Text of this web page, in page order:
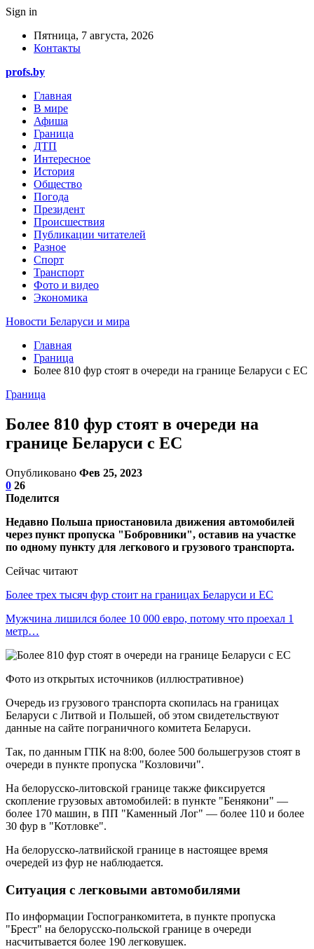
Sign in
Пятница, 7 августа, 2026
Контакты
profs.by
Главная
В мире
Афиша
Граница
ДТП
Интересное
История
Общество
Погода
Президент
Происшествия
Публикации читателей
Разное
Спорт
Транспорт
Фото и видео
Экономика
Новости Беларуси и мира
Главная
Граница
Более 810 фур стоят в очереди на границе Беларуси с ЕС
Граница
Более 810 фур стоят в очереди на
границе Беларуси с ЕС
Опубликовано Фев 25, 2023
0 26
Поделится
Недавно Польша приостановила движения автомобилей
через пункт пропуска "Бобровники", оставив на участке
по одному пункту для легкового и грузового транспорта.
Сейчас читают
Более трех тысяч фур стоит на границах Беларуси и ЕС
Мужчина лишился более 10 000 евро, потому что проехал 1
метр…
Фото из открытых источников (иллюстративное)
Очередь из грузового транспорта скопилась на границах
Беларуси с Литвой и Польшей, об этом свидетельствуют
данные на сайте пограничного комитета Беларуси.
Так, по данным ГПК на 8:00, более 500 большегрузов стоят в
очереди в пункте пропуска "Козловичи".
На белорусско-литовской границе также фиксируется
скопление грузовых автомобилей: в пункте "Бенякони" —
более 170 машин, в ПП "Каменный Лог" — более 110 и более
30 фур в "Котловке".
На белорусско-латвийской границе в настоящее время
очередей из фур не наблюдается.
Ситуация с легковыми автомобилями
По информации Госпогранкомитета, в пункте пропуска
"Брест" на белорусско-польской границе в очереди
насчитывается более 190 легковушек.